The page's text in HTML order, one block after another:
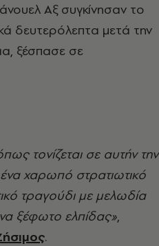
Αξ συγκίνησαν το
δευτερόλεπτα μετά την
ξέσπασε σε
τονίζεται σε αυτήν την
ένα χαρωπό στρατιωτικό
τραγούδι με μελωδία
ξέφωτο ελπίδας»,
.